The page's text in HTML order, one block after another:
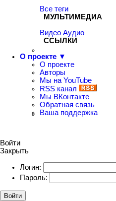
Все теги
МУЛЬТИМЕДИА
Видео Аудио
ССЫЛКИ
О проекте ▼
О проекте
Авторы
Мы на YouTube
RSS канал
Мы ВКонтакте
Обратная связь
Ваша поддержка
Войти
Закрыть
Логин:
Пароль:
Войти